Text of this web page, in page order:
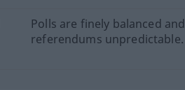
Polls are finely balanced and
referendums unpredictable.